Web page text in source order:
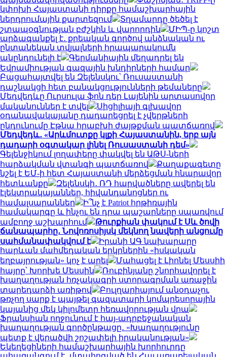
կփոխի Հայաստանի դիրքը համաշխարհային
ներդրումային քարտեզում
Տղամարդը ծեծել է
շտապօգնության բժշկին և վարորդին
ՄԻՊ-ը կոշտ
արձագանքել է․ քրեական գործով անձնական ու
ընտանեկան տվյալների հրապարակումն
անընդունելի է
Գերմանիային մեղադրել են
Եվրամիության գազային խնդիրների համար
Բացահայտվել են Զելենսկու՝ Ռուսաստանի
դաշնակցի հետ բանակցությունների թեմաները
Մեդվեդևը Ուրսուլա ֆոն դեր Լայենին արտասովոր
մականուններ է տվել
Սիցիլիայի գլխավոր
օդանավակայանը դադարեցրել է չվերթների
ընդունումը Էթնա հրաբխի ժայթքման պատճառով
Մեդվեդև․ «Արևմուտքը կլքի Հայաստանին, երբ այն
դադարի օգտակար լինել Ռուսաստանի դեմ»
Գելենջիկում լողափերը փակվել են ԱԹՍ-ների
հարձակման վտանգի պատճառով
Քաղաքագետը
նշել է ԵՄ-ի հետ Հայաստանի մերձեցման հնարավոր
հետևանքը
Զելենսկի․ ՌԴ հարվածները ավերել են
էլեկտրակայաններ, հիվանդանոցներ ու
համալսարաններ
Ի՞նչ է Patriot հրթիռային
համակարգը և ինչու են դրա պաշարները սպառվում
ամբողջ աշխարհում
Թուրքիան փակում է Սև ծովի
ճանապարհը․ Նովոռոսիյսկ մեկնող նավերի անցումը
սահմանափակվում է
Իրանի ԱԳ նախարարը
հարևան մահմեդական երկրներին «իսկական
եղբայրության» կոչ է արել
Մահացել է Լիոնել Մեսսիի
հայրը՝ Խորխե Մեսսին
Ռուբինյանը շնորհավորել է
խաղաղության հռչակագրի ստորագրման առաջին
տարեդարձի առիթով
Բուլղարիայում անօդաչու
թռչող սարք է պայթել գազատարի կոմպրեսորային
կայանից մեկ կիլոմետր հեռավորության վրա
Ֆրանսիան ողջունում է հայ-ադրբեջանական
խաղաղության գործընթացը․ «Խաղաղությունը
պետք է վերածվի շոշափելի իրականության»
Եկեղեցիների համաշխարհային խորհուրդը